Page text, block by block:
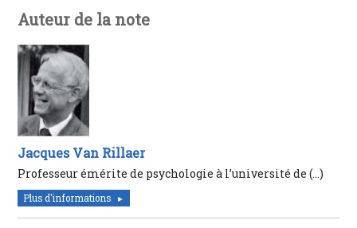
Auteur de la note
Jacques Van Rillaer
Professeur émérite de psychologie à l’université de (…)
Plus d'informations